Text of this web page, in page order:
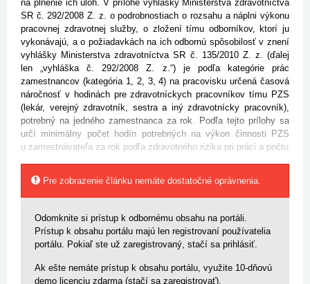
na plnenie ich úloh. V prílohe vyhlášky Ministerstva zdravotníctva
SR č. 292/2008 Z. z. o podrobnostiach o rozsahu a náplni výkonu
pracovnej zdravotnej služby, o zložení tímu odborníkov, ktorí ju
vykonávajú, a o požiadavkách na ich odbornú spôsobilosť v znení
vyhlášky Ministerstva zdravotníctva SR č. 135/2010 Z. z. (ďalej
len „vyhláška č. 292/2008 Z. z.“) je podľa kategórie prác
zamestnancov (kategória 1, 2, 3, 4) na pracovisku určená časová
náročnosť v hodinách pre zdravotníckych pracovníkov tímu PZS
(lekár, verejný zdravotník, sestra a iný zdravotnícky pracovník),
potrebný na jedného zamestnanca za rok. Podľa tejto prílohy sa
určí minimálny počet hodín potrebných na výkon činnosti PZS
u zamestnávateľa za rok podľa zdravotného rizika pri práci a počtu
Pre zobrazenie článku nemáte dostatočné oprávnenia.
Odomknite si prístup k odbornému obsahu na portáli.
Prístup k obsahu portálu majú len registrovaní používatelia
portálu. Pokiaľ ste už zaregistrovaný, stačí sa prihlásiť.
Ak ešte nemáte prístup k obsahu portálu, využite 10-dňovú
demo licenciu zdarma (stačí sa zaregistrovať).